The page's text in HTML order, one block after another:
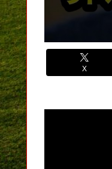
X